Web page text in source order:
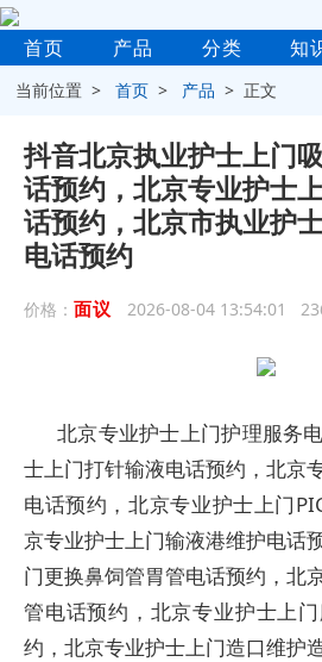
首页 产品 分类 知
当前位置 >首页 > 产品 > 正文
抖音北京执业护士上门
话预约，北京专业护士
话预约，北京市执业护
电话预约
价格： 面议 2026-08-04 13:54:01
北京专业护士上门护理服务
士上门打针输液电话预约，北京
电话预约，北京专业护士上门
京专业护士上门输液港维护电话
门更换鼻饲管胃管电话预约，北
管电话预约，北京专业护士上
约，北京专业护士上门造口维护